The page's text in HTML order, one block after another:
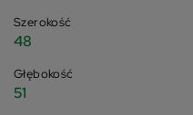
Szerokość
48
Głębokość
51